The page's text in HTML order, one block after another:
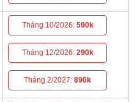
Tháng 10/2026: 590k
Tháng 12/2026: 290k
Tháng 2/2027:890k